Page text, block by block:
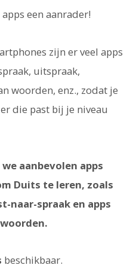
een aanrader!
zijn er veel apps
uitspraak,
woorden, enz., zodat je
die past bij je niveau
aanbevolen apps
Duits te leren, zoals
naar-spraak en apps
beschikbaar.